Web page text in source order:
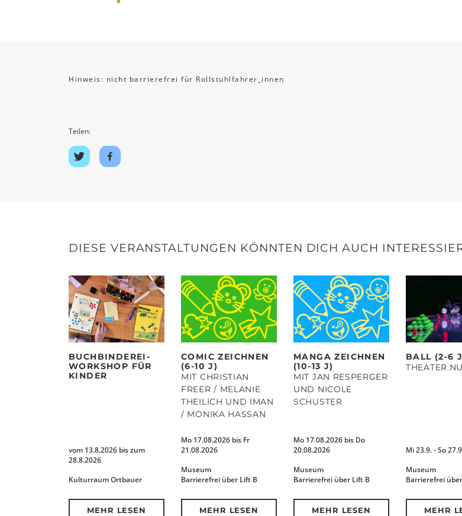
Hinweis: nicht barrierefrei für Rollstuhlfahrer_innen
Teilen:
Auf
Twitter
Auf
Facebook
DIESE VERANSTALTUNGEN KÖNNTEN DICH AUCH
BUCHBINDEREI-
WORKSHOP FÜR
KINDER
vom 13.8.2026 bis zum
28.8.2026
Kulturraum Ortbauer
MEHR LESEN
COMIC ZEICHNEN
(6-10 J)
MIT CHRISTIAN
FREER / MELANIE
THEILICH UND IMAN
/ MONIKA HASSAN
Mo 17.08.2026 bis Fr
21.08.2026
Museum
Barrierefrei über Lift B
MEHR LESEN
MANGA ZEICHNEN
(10-13 J)
MIT JAN RESPERGER
UND NICOLE
SCHUSTER
Mo 17.08.2026 bis Do
20.08.2026
Museum
Barrierefrei über Lift B
MEHR LESEN
BALL (2-6
Mi 23.9. - So
Museum
Barrierefrei
MEHR